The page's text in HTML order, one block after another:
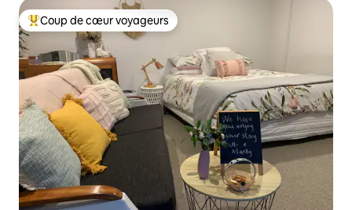
Coups de cœur voyageurs les plus appréciés
Coup de cœur voyageurs